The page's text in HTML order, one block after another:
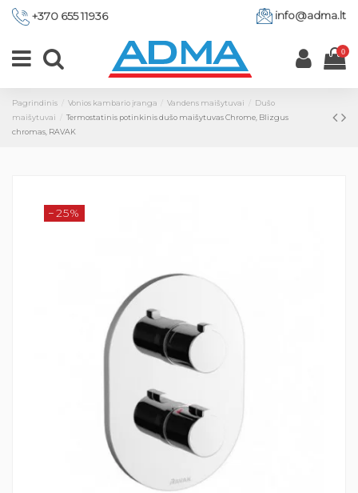
+370 655 11936 info@adma.lt
0
Pagrindinis Vonios kambario įranga Vandens maišytuvai
Dušo
maišytuvai
Termostatinis potinkinis dušo maišytuvas Chrome, Blizgus
chromas, RAVAK
−25%